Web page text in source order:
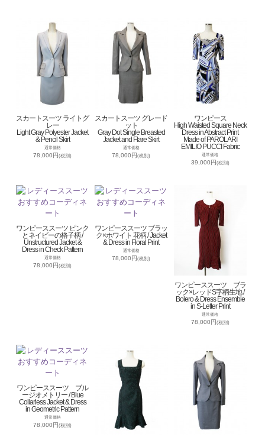
スカートスーツ ライトグ
レー
Light Gray Polyester Jacket
& Pencil Skirt
通常価格
78,000円(税別)
スカートスーツ グレード
ット
Gray Dot Single Breasted
Jacket and Flare Skirt
通常価格
78,000円(税別)
ワンピース
High Waisted Square Neck
Dress in Abstract Print
Made of PAROLARI
EMILIO PUCCI Fabric
通常価格
39,000円(税別)
ワンピーススーツ ピンク
とネイビーの格子柄 /
Unstructured Jacket &
Dress in Check Pattern
通常価格
78,000円(税別)
ワンピーススーツ ブラッ
ク×ホワイト 花柄 / Jacket
& Dress in Floral Print
通常価格
78,000円(税別)
ワンピーススーツ ブラ
ック×レッドS字柄生地 /
Bolero & Dress Ensemble
in S-Letter Print
通常価格
78,000円(税別)
ワンピーススーツ ブル
ージオメトリー / Blue
Collarless Jacket & Dress
in Geometric Pattern
通常価格
78,000円(税別)